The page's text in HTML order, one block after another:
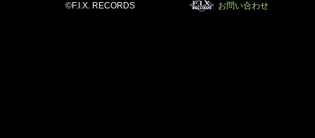
©F.I.X. RECORDS
お問い合わせ